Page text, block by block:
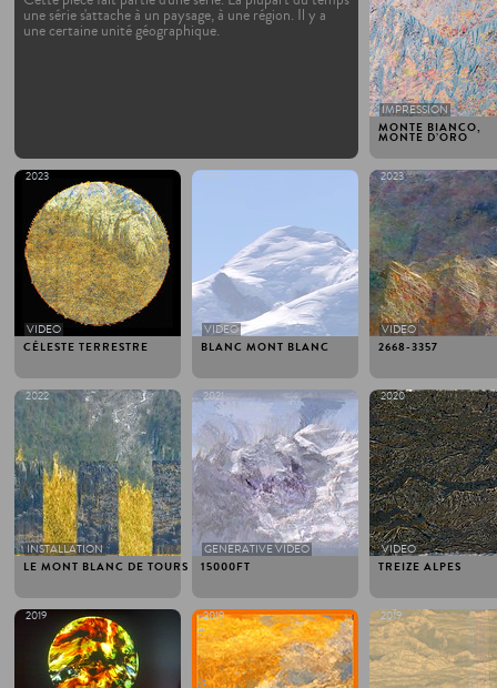
une série s'attache à un paysage, à une région. Il y a
une certaine unité géographique.
MONTE BIANCO,
MONTE D’ORO
IMPRESSION
CÉLESTE TERRESTRE
2023
VIDEO
BLANC MONT BLANC
2023
VIDEO
2668-3357
2023
VIDEO
LE MONT BLANC DE TOURS
2022
INSTALLATION
15000FT
2021
GENERATIVE VIDEO
TREIZE ALPES
2020
VIDEO
2019 2019 2019